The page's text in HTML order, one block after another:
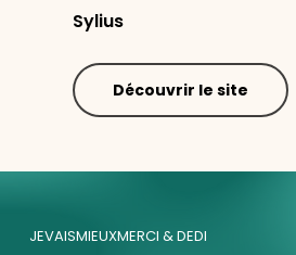
Sylius
Découvrir le site
JEVAISMIEUXMERCI & DEDI